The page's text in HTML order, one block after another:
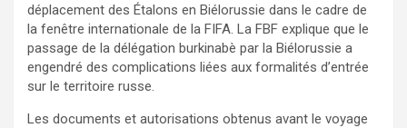
déplacement des Étalons en Biélorussie dans le cadre de
la fenêtre internationale de la FIFA. La FBF explique que le
passage de la délégation burkinabè par la Biélorussie a
engendré des complications liées aux formalités d’entrée
sur le territoire russe.
Les documents et autorisations obtenus avant le voyage